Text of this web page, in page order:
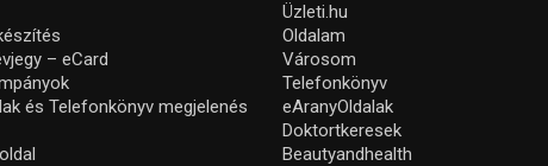
– eCard
és Telefonkönyv megjelenés
Üzleti.hu
Oldalam
Városom
Telefonkönyv
eAranyOldalak
Doktortkeresek
Beautyandhealth